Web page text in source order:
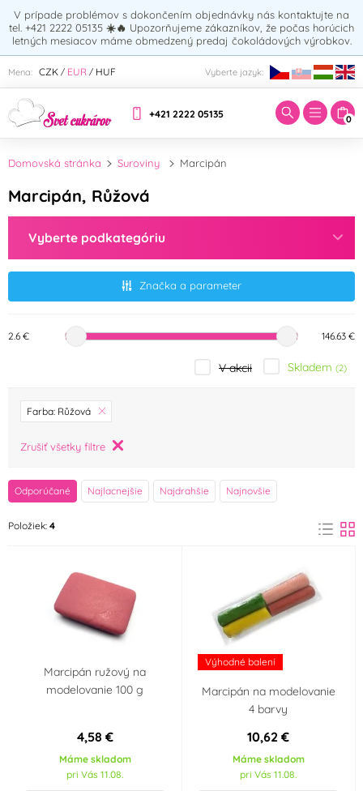
V prípade problémov s dokončením objednávky nás kontaktujte na
tel. +421 2222 05135 ☀️🔥 Upozorňujeme zákazníkov, že počas horúcich
letných mesiacov máme obmedzený predaj čokoládových výrobkov.
Mena: CZK / EUR / HUF Vyberte jazyk:
+421 2222 05135 0
Zadajte hľadaný výraz:
Domovská stránka Suroviny Marcipán
Marcipán, Růžová
Vyberte podkategóriu
Značka a parameter
značka
Fagoš (0)
FunCakes (1) Holandsko
(0)
Zeelandia (0)
Príchuť (aróma)
Farba
Červená (15) Fialová (1)
2.6 € 146.63 €
V akcii Skladem (2)
Farba: Růžová
Zrušiť všetky filtre
Odporúčané Najlacnejšie Najdrahšie Najnovšie
Položiek: 4
Marcipán ružový na
modelovanie 100 g
4,58 €
Máme skladom
pri Vás 11.08.
Výhodné balení
Marcipán na modelovanie
4 barvy
10,62 €
Máme skladom
pri Vás 11.08.